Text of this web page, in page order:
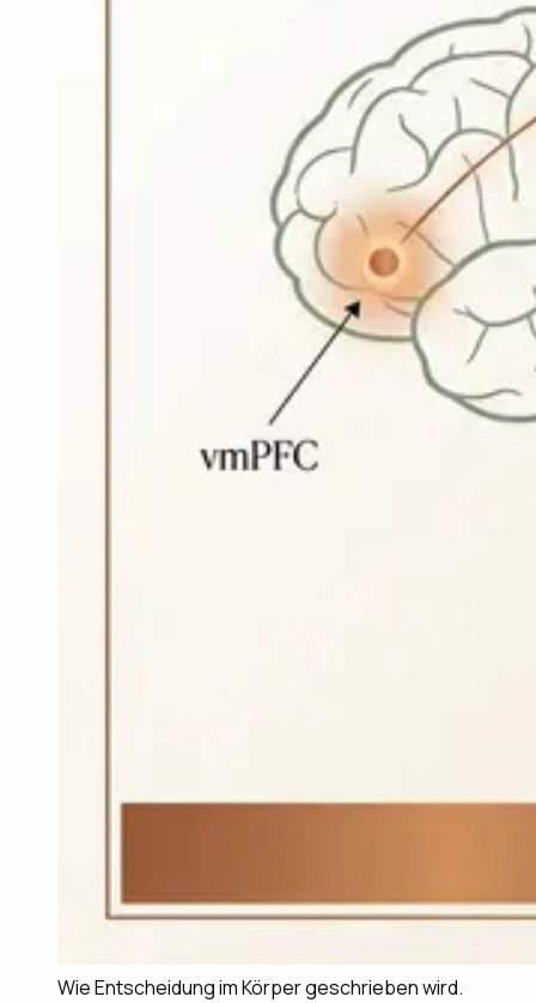
Wie Entscheidung im Körper geschrieben wird.